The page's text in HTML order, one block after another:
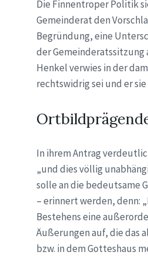
Die Finnentroper Politik
Gemeinderat den
Begründung, eine
der Gemeinderatssitzung
Henkel verwies in der
rechtswidrig sei und er
In ihrem Antrag
„und dies völlig
solle an die bedeutsame
– erinnert werden, denn:
Bestehens eine
Äußerungen auf, die das
bzw. in dem Gotteshaus